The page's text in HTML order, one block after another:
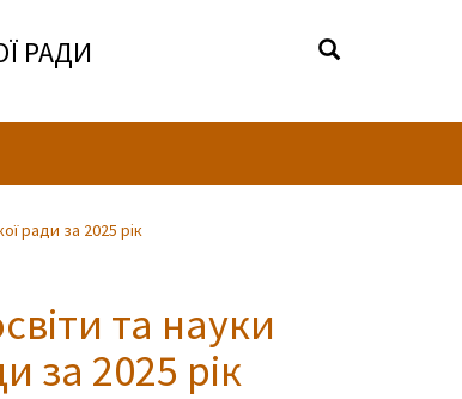
РАДИ
ради за 2025 рік
та науки
за 2025 рік